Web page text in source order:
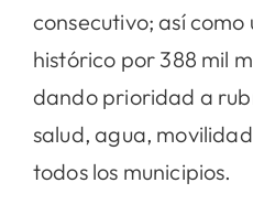
consecutivo; así como
histórico por 388 mil
dando prioridad a
salud, agua,
todos los municipios.